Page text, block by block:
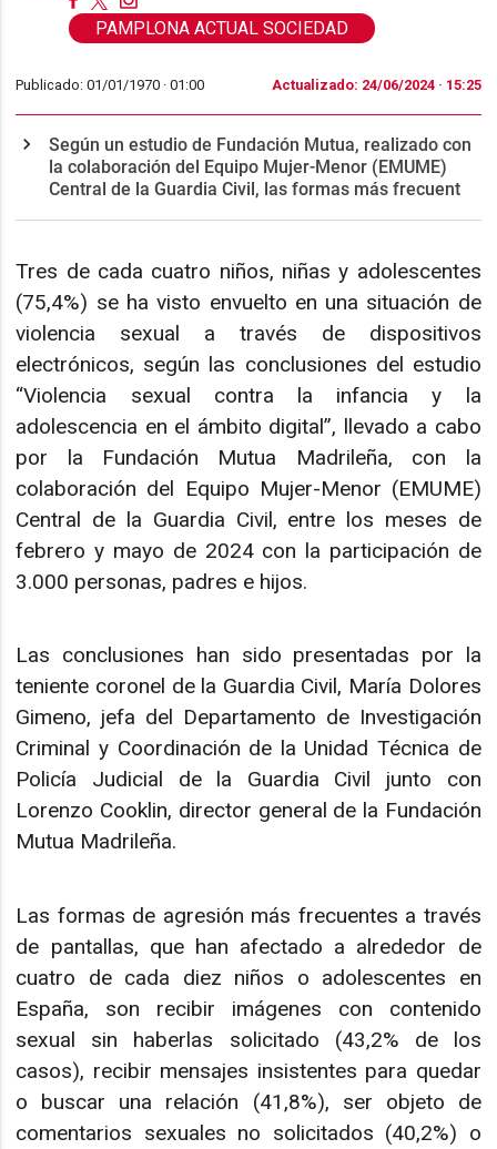
PAMPLONA ACTUAL SOCIEDAD
Publicado: 01/01/1970 ·01:00 Actualizado: 24/06/2024 · 15:25
Según un estudio de Fundación Mutua, realizado con
la colaboración del Equipo Mujer-Menor (EMUME)
Central de la Guardia Civil, las formas más frecuent
Tres de cada cuatro niños, niñas y adolescentes
(75,4%) se ha visto envuelto en una situación de
violencia sexual a través de dispositivos
electrónicos, según las conclusiones del estudio
“Violencia sexual contra la infancia y la
adolescencia en el ámbito digital”, llevado a cabo
por la Fundación Mutua Madrileña, con la
colaboración del Equipo Mujer-Menor (EMUME)
Central de la Guardia Civil, entre los meses de
febrero y mayo de 2024 con la participación de
3.000 personas, padres e hijos.
Las conclusiones han sido presentadas por la
teniente coronel de la Guardia Civil, María Dolores
Gimeno, jefa del Departamento de Investigación
Criminal y Coordinación de la Unidad Técnica de
Policía Judicial de la Guardia Civil junto con
Lorenzo Cooklin, director general de la Fundación
Mutua Madrileña.
Las formas de agresión más frecuentes a través
de pantallas, que han afectado a alrededor de
cuatro de cada diez niños o adolescentes en
España, son recibir imágenes con contenido
sexual sin haberlas solicitado (43,2% de los
casos), recibir mensajes insistentes para quedar
o buscar una relación (41,8%), ser objeto de
comentarios sexuales no solicitados (40,2%) o